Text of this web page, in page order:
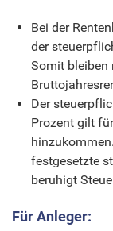
Bei der
der
Somit bleiben
Der
Prozent gilt
festgesetzte
beruhigt
Für Anleger: